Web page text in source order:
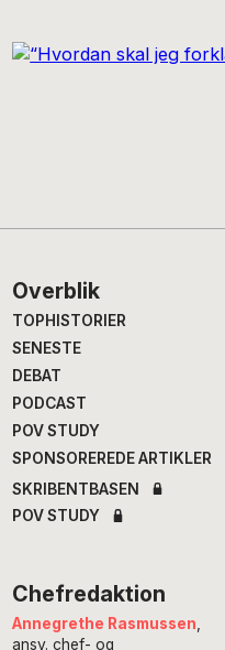
Footer
Overblik
TOPHISTORIER
SENESTE
DEBAT
PODCAST
POV STUDY
SPONSOREREDE ARTIKLER
SKRIBENTBASEN
POV STUDY
Chefredaktion
Annegrethe Rasmussen
ansv. chef- og